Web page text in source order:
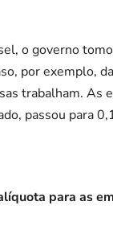
o governo
por exemplo,
trabalham. As
passou para
para as